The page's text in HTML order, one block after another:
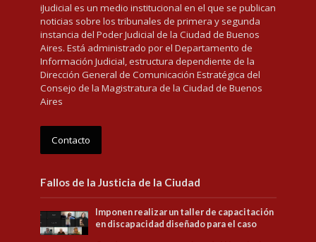
iJudicial es un medio institucional en el que se publican
noticias sobre los tribunales de primera y segunda
instancia del Poder Judicial de la Ciudad de Buenos
Aires. Está administrado por el Departamento de
Información Judicial, estructura dependiente de la
Dirección General de Comunicación Estratégica del
Consejo de la Magistratura de la Ciudad de Buenos
Aires
Contacto
Fallos de la Justicia de la Ciudad
Imponen realizar un taller de capacitación
en discapacidad diseñado para el caso